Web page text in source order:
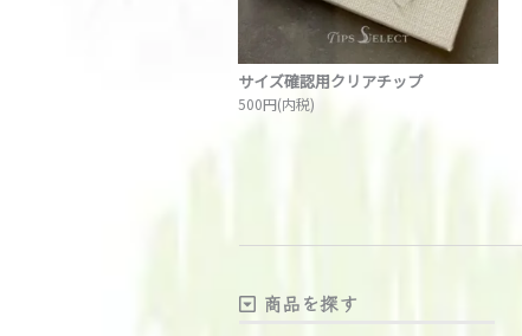
サイズ確認用クリアチップ
500円(内税)
商品を探す